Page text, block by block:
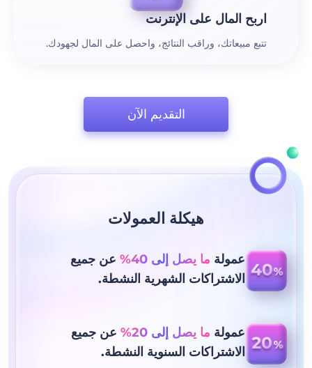
اربح المال على الإنترنت
تتبع مبيعاتك، وراقب النتائج، واحصل على المال لجهودك.
التقديم الآن
هيكلة العمولات
عمولة ما يصل إلى 40%
عن جميع
الاشتراكات الشهرية النشطة.
عمولة ما يصل إلى 20%
عن جميع
الاشتراكات السنوية النشطة.